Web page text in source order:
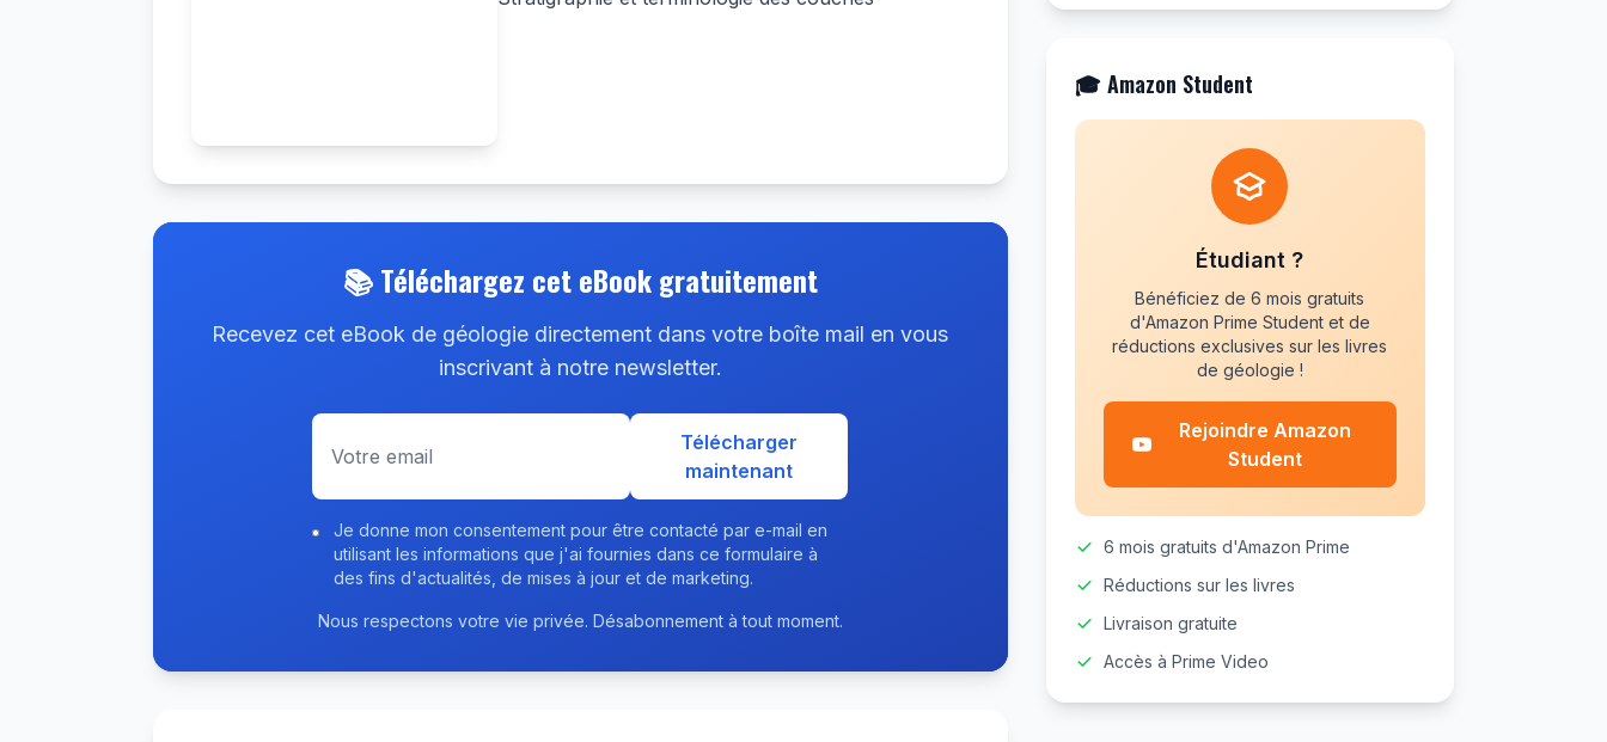
📚 Téléchargez cet eBook gratuitement
Recevez cet eBook de géologie directement dans votre boîte mail en vous
inscrivant à notre newsletter.
Télécharger
maintenant
Je donne mon consentement pour être contacté par e-mail en
utilisant les informations que j'ai fournies dans ce formulaire à
des fins d'actualités, de mises à jour et de marketing.
Nous respectons votre vie privée. Désabonnement à tout moment.
🎓 Amazon Student
Étudiant ?
Bénéficiez de 6 mois gratuits
d'Amazon Prime Student et de
réductions exclusives sur les livres
de géologie !
Rejoindre Amazon
Student
6 mois gratuits d'Amazon Prime
Réductions sur les livres
Livraison gratuite
Accès à Prime Video